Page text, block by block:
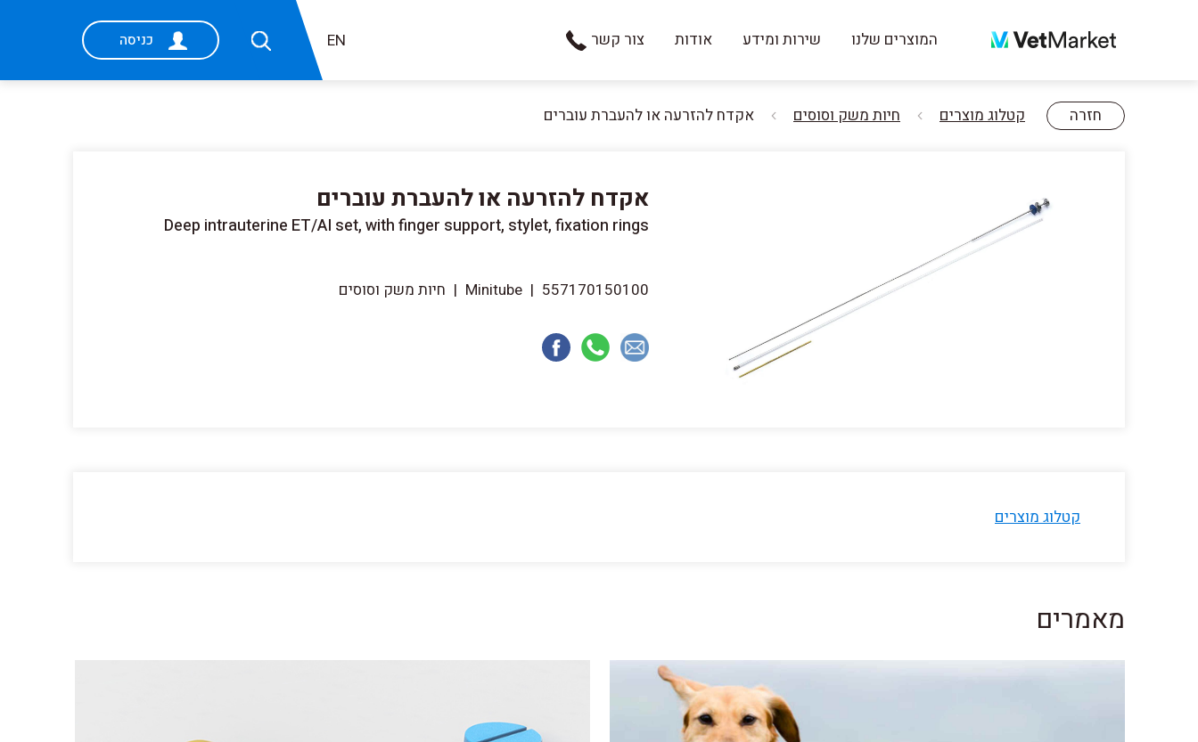
המוצרים שלנו שירות ומידע אודות צור קשר EN כניסה
חזרה קטלוג מוצרים חיות משק וסוסים אקדח להזרעה או להעברת עוברים
אקדח להזרעה או להעברת עוברים
Deep intrauterine ET/AI set, with finger support, stylet, fixation rings
557170150100
|
Minitube
| חיות משק וסוסים
קטלוג מוצרים
מאמרים